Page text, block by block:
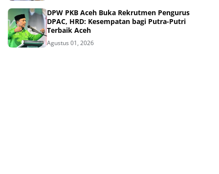
DPW PKB Aceh Buka Rekrutmen Pengurus
DPAC, HRD: Kesempatan bagi Putra-Putri
Terbaik Aceh
Agustus 01, 2026